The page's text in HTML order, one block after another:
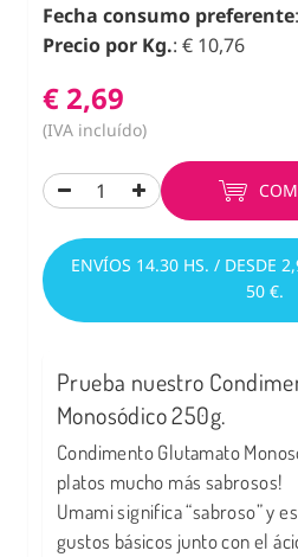
Fecha consumo preferente
Precio por Kg.: € 10,76
€ 2,69
(IVA incluído)
ENVÍOS 14.30 HS. / DESDE
50 €.
Prueba nuestro
Monosódico 250g.
Condimento Glutamato
platos mucho más sabrosos!
Umami significa “sabroso” y
gustos básicos junto con el